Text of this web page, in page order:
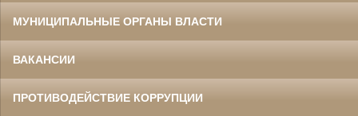
МУНИЦИПАЛЬНЫЕ ОРГАНЫ ВЛАСТИ
ВАКАНСИИ
ПРОТИВОДЕЙСТВИЕ КОРРУПЦИИ